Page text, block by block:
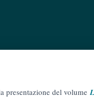
del volume